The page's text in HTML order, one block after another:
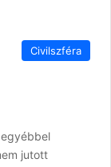
Civilszféra
jutott